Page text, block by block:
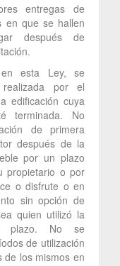
entregas de
en que se hallen
después de
esta Ley, se
por el
edificación cuya
terminada. No
de primera
después de la
por un plazo
propietario o por
o disfrute o en
sin opción de
quien utilizó la
plazo. No se
de utilización
de los mismos en